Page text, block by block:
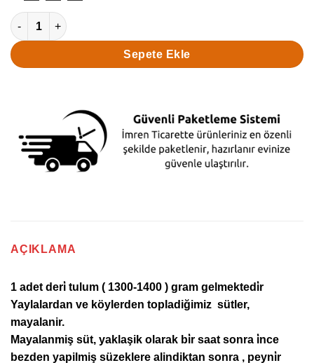
Erzincan Deri Tulum 1 Adet (1300-1400) Gr adet
Sepete Ekle
AÇIKLAMA
1 adet deri̇ tulum ( 1300-1400 ) gram gelmektedi̇r
Yaylalardan ve köylerden topladiğimiz sütler,
mayalanir.
Mayalanmiş süt, yaklaşik olarak bi̇r saat sonra i̇nce
bezden yapilmiş süzeklere alindiktan sonra , peyni̇r